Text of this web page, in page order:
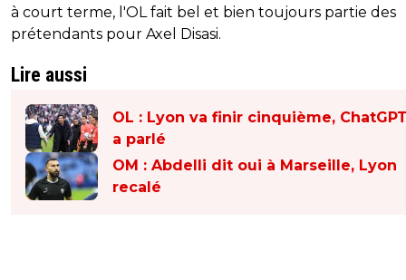
à court terme, l'OL fait bel et bien toujours partie des
prétendants pour Axel Disasi.
Lire aussi
OL : Lyon va finir cinquième,
a parlé
OM : Abdelli dit oui à Marseille, Lyon
recalé